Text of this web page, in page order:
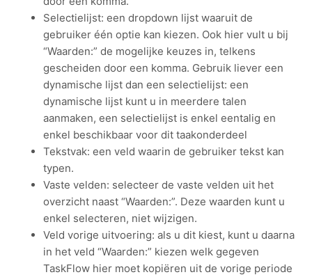
Selectielijst: een dropdown lijst waaruit de
gebruiker één optie kan kiezen. Ook hier vult u bij
“Waarden:” de mogelijke keuzes in, telkens
gescheiden door een komma. Gebruik liever een
dynamische lijst dan een selectielijst: een
dynamische lijst kunt u in meerdere talen
aanmaken, een selectielijst is enkel eentalig en
enkel beschikbaar voor dit taakonderdeel
Tekstvak: een veld waarin de gebruiker tekst kan
typen.
Vaste velden: selecteer de vaste velden uit het
overzicht naast “Waarden:”. Deze waarden kunt u
enkel selecteren, niet wijzigen.
Veld vorige uitvoering: als u dit kiest, kunt u daarna
in het veld “Waarden:” kiezen welk gegeven
TaskFlow hier moet kopiëren uit de vorige periode